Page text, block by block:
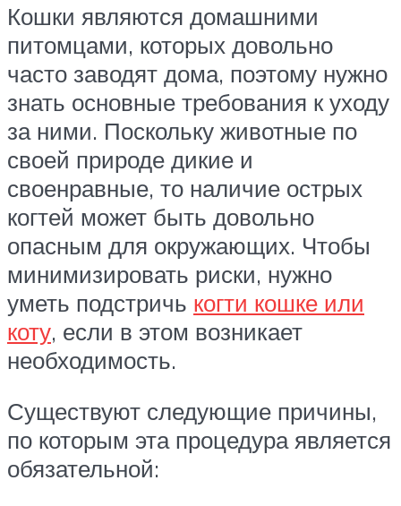
Кошки являются домашними
питомцами, которых довольно
часто заводят дома, поэтому нужно
знать основные требования к уходу
за ними. Поскольку животные по
своей природе дикие и
своенравные, то наличие острых
когтей может быть довольно
опасным для окружающих. Чтобы
минимизировать риски, нужно
уметь подстричь когти кошке или
коту, если в этом возникает
необходимость.
Существуют следующие причины,
по которым эта процедура является
обязательной: